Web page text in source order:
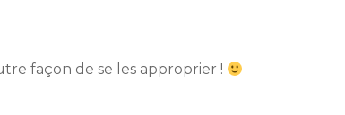
façon de se les approprier !